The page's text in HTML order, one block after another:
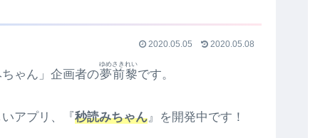
2020.05.05 2020.05.08
ゃん」企画者の夢前黎
ゆめさきれい
です。
アプリ、『秒読みちゃん 』を開発中です！